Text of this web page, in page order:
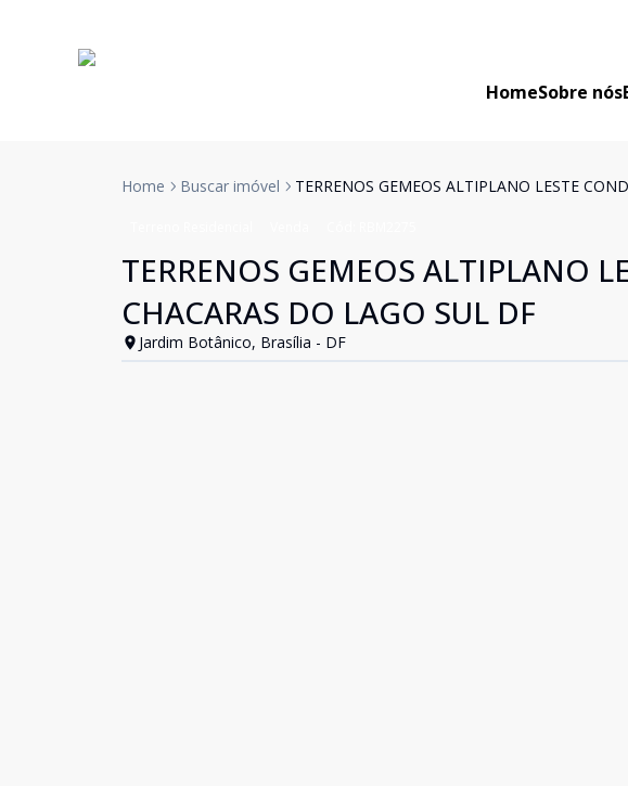
HomeSobre nós
Home Buscar imóvel TERRENOS GEMEOS ALTIPLANO LESTE
TERRENOS GEMEOS ALTIPLANO
CHACARAS DO LAGO SUL DF
Jardim Botânico, Brasília - DF